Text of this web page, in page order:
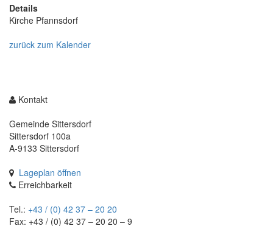
Details
Kirche Pfannsdorf
zurück zum Kalender
Kontakt
Gemeinde Sittersdorf
Sittersdorf 100a
A-9133 Sittersdorf
Lageplan öffnen
Erreichbarkeit
Tel.: +43 / (0) 42 37 – 20 20
Fax: +43 / (0) 42 37 – 20 20 – 9